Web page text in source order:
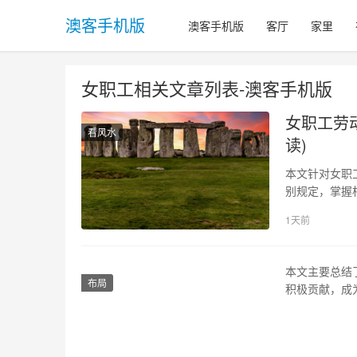
澳客手机版 澳客手机版 客厅 家里
女职工相关文章列表-澳客手机版
看风水
女职工劳
读)
本文针对女职
别规定，掌握
间，公司可
1天前
布局
本文主要总结
积极贡献，成